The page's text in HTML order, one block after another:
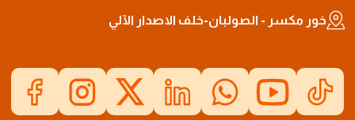
خور مكسر - الصولبان-خلف الاصدار الآلي